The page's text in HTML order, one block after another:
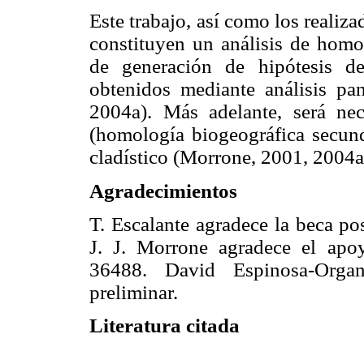
Este trabajo, así como los
constituyen un análisis de
de generación de hipótesis
obtenidos mediante análisis
2004a). Más adelante, será
(homología biogeográfica
cladístico (Morrone, 2001,
Agradecimientos
T. Escalante agradece la beca
J. J. Morrone agradece el
36488. David Espinosa-
preliminar.
Literatura citada